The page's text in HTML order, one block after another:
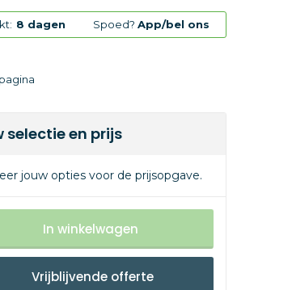
8 dagen Spoed? App/bel ons
selectie en prijs
jouw opties voor de prijsopgave.
In winkelwagen
Vrijblijvende offerte